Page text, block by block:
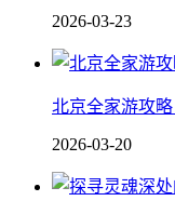
2026-03-23
北京全家游攻
2026-03-20